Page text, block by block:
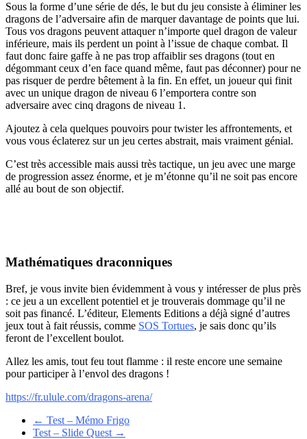
Sous la forme d’une série de dés, le but du jeu consiste à éliminer les
dragons de l’adversaire afin de marquer davantage de points que lui.
Tous vos dragons peuvent attaquer n’importe quel dragon de valeur
inférieure, mais ils perdent un point à l’issue de chaque combat. Il
faut donc faire gaffe à ne pas trop affaiblir ses dragons (tout en
dégommant ceux d’en face quand même, faut pas déconner) pour ne
pas risquer de perdre bêtement à la fin. En effet, un joueur qui finit
avec un unique dragon de niveau 6 l’emportera contre son
adversaire avec cinq dragons de niveau 1.
Ajoutez à cela quelques pouvoirs pour twister les affrontements, et
vous vous éclaterez sur un jeu certes abstrait, mais vraiment génial.
C’est très accessible mais aussi très tactique, un jeu avec une marge
de progression assez énorme, et je m’étonne qu’il ne soit pas encore
allé au bout de son objectif.
Mathématiques draconniques
Bref, je vous invite bien évidemment à vous y intéresser de plus près
: ce jeu a un excellent potentiel et je trouverais dommage qu’il ne
soit pas financé. L’éditeur, Elements Editions a déjà signé d’autres
jeux tout à fait réussis, comme SOS Tortues, je sais donc qu’ils
feront de l’excellent boulot.
Allez les amis, tout feu tout flamme : il reste encore une semaine
pour participer à l’envol des dragons !
https://fr.ulule.com/dragons-arena/
← Test – Mémo Frigo
Test – Slide Quest →